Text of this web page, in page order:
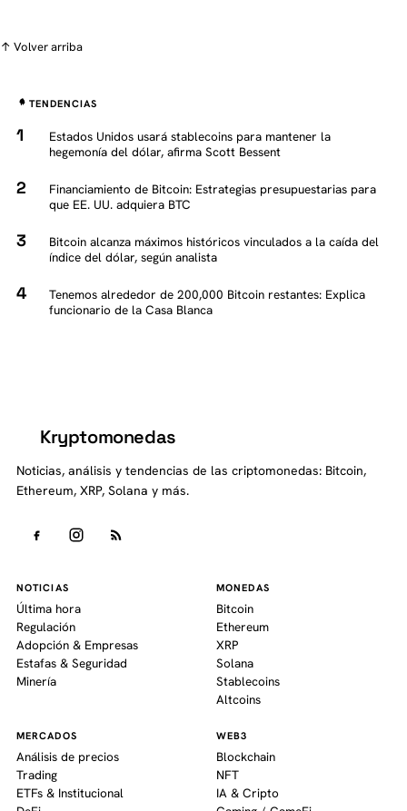
↑ Volver arriba
TENDENCIAS
Estados Unidos usará stablecoins para mantener la
hegemonía del dólar, afirma Scott Bessent
Financiamiento de Bitcoin: Estrategias presupuestarias para
que EE. UU. adquiera BTC
Bitcoin alcanza máximos históricos vinculados a la caída del
índice del dólar, según analista
Tenemos alrededor de 200,000 Bitcoin restantes: Explica
funcionario de la Casa Blanca
Kryptomonedas
Noticias, análisis y tendencias de las criptomonedas: Bitcoin,
Ethereum, XRP, Solana y más.
NOTICIAS
Última hora
Regulación
Adopción & Empresas
Estafas & Seguridad
Minería
MONEDAS
Bitcoin
Ethereum
XRP
Solana
Stablecoins
Altcoins
MERCADOS
Análisis de precios
Trading
ETFs & Institucional
WEB3
Blockchain
NFT
IA & Cripto